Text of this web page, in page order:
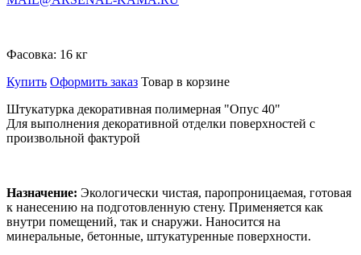
Фасовка: 16 кг
Купить Оформить заказ Товар в корзине
Штукатурка декоративная полимерная "Опус 40"
Для выполнения декоративной отделки поверхностей с
произвольной фактурой
Назначение: Экологически чистая, паропроницаемая, готовая
к нанесению на подготовленную стену. Применяется как
внутри помещений, так и снаружи. Наносится на
минеральные, бетонные, штукатуренные поверхности.